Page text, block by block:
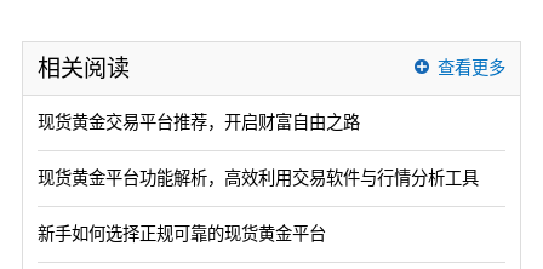
相关阅读 查看更多
现货黄金交易平台推荐，开启财富自由之路
现货黄金平台功能解析，高效利用交易软件与行情分析工具
新手如何选择正规可靠的现货黄金平台